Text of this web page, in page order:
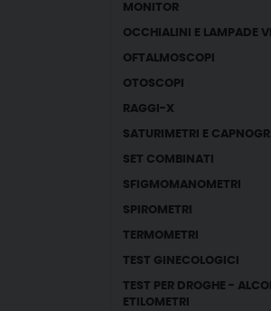
MONITOR
OCCHIALINI E LAMPADE
OFTALMOSCOPI
OTOSCOPI
RAGGI-X
SATURIMETRI E
SET COMBINATI
SFIGMOMANOMETRI
SPIROMETRI
TERMOMETRI
TEST GINECOLOGICI
TEST PER DROGHE -
ETILOMETRI